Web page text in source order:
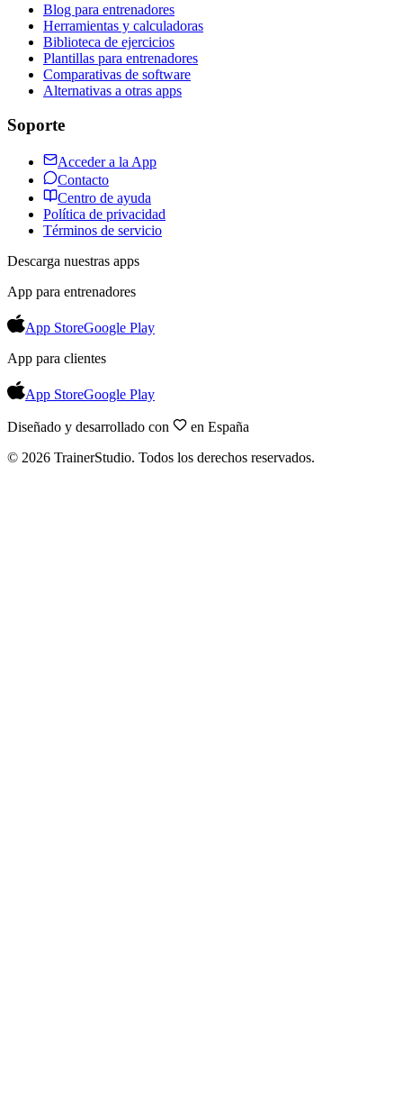
Blog para entrenadores
Herramientas y calculadoras
Biblioteca de ejercicios
Plantillas para entrenadores
Comparativas de software
Alternativas a otras apps
Soporte
Acceder a la App
Contacto
Centro de ayuda
Política de privacidad
Términos de servicio
Descarga nuestras apps
App para entrenadores
App StoreGoogle Play
App para clientes
App StoreGoogle Play
Diseñado y desarrollado con
en España
© 2026 TrainerStudio. Todos los derechos reservados.